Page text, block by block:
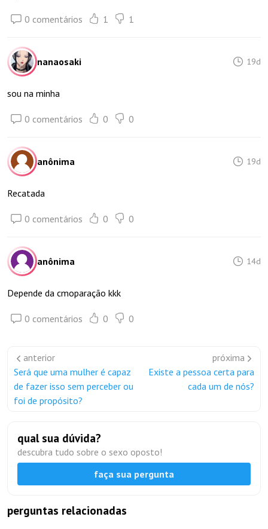
0 comentários 1 1
nanaosaki 19d
sou na minha
0 comentários 0 0
anônima 19d
Recatada
0 comentários 0 0
anônima 14d
Depende da cmoparação kkk
0 comentários 0 0
anterior
Será que uma mulher é capaz
de fazer isso sem perceber ou
foi de propósito?
próxima
Existe a pessoa certa para
cada um de nós?
qual sua dúvida?
descubra tudo sobre o sexo oposto!
faça sua pergunta
perguntas relacionadas